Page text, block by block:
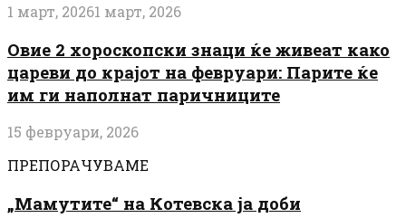
1 март, 20261 март, 2026
Овие 2 хороскопски знаци ќе живеат како
цареви до крајот на февруари: Парите ќе
им ги наполнат паричниците
15 февруари, 2026
ПРЕПОРАЧУВАМЕ
„Мамутите“ на Котевска ја доби